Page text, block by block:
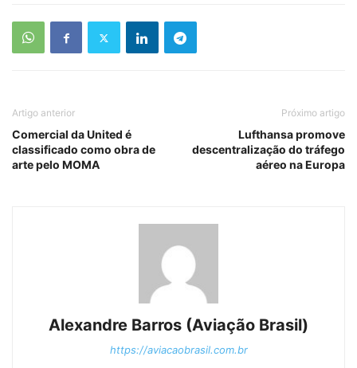
Artigo anterior
Comercial da United é
classificado como obra de
arte pelo MOMA
Próximo artigo
Lufthansa promove
descentralização do tráfego
aéreo na Europa
Alexandre Barros (Aviação Brasil)
https://aviacaobrasil.com.br